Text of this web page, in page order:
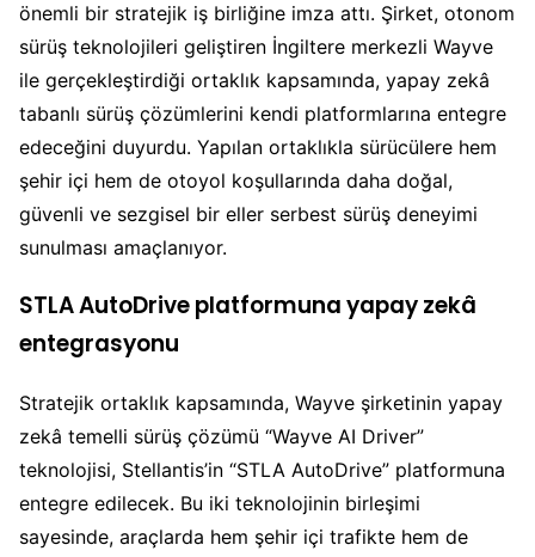
önemli bir stratejik iş birliğine imza attı. Şirket, otonom
sürüş teknolojileri geliştiren İngiltere merkezli Wayve
ile gerçekleştirdiği ortaklık kapsamında, yapay zekâ
tabanlı sürüş çözümlerini kendi platformlarına entegre
edeceğini duyurdu. Yapılan ortaklıkla sürücülere hem
şehir içi hem de otoyol koşullarında daha doğal,
güvenli ve sezgisel bir eller serbest sürüş deneyimi
sunulması amaçlanıyor.
STLA AutoDrive platformuna yapay zekâ
entegrasyonu
Stratejik ortaklık kapsamında, Wayve şirketinin yapay
zekâ temelli sürüş çözümü “Wayve AI Driver”
teknolojisi, Stellantis’in “STLA AutoDrive” platformuna
entegre edilecek. Bu iki teknolojinin birleşimi
sayesinde, araçlarda hem şehir içi trafikte hem de